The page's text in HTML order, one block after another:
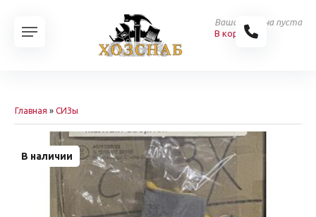
Ваша корзина пуста
В корзину
Главная » СИЗы
В наличии